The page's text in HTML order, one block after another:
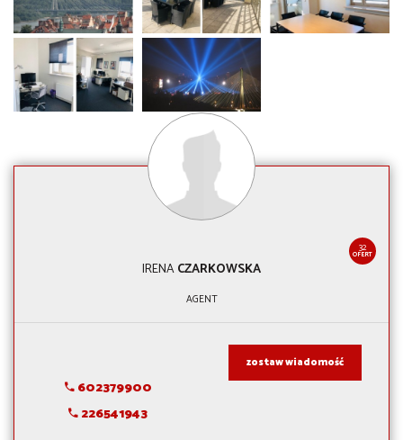
32
OFERT
IRENACZARKOWSKA
AGENT
602379900
226541943
zostaw wiadomość